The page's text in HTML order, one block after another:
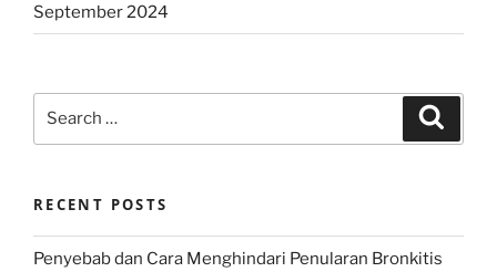
September 2024
RECENT POSTS
Penyebab dan Cara Menghindari Penularan Bronkitis